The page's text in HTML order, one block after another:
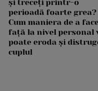
și treceți printr-o
perioadă foarte grea?
Cum maniera de a
față la nivel personal
poate eroda și
cuplul